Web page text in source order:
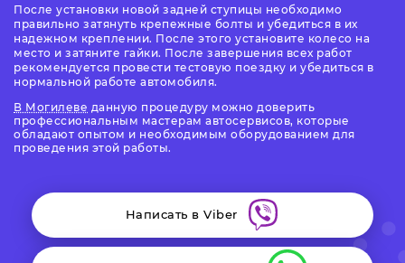
После установки новой задней ступицы необходимо
правильно затянуть крепежные болты и убедиться в их
надежном креплении. После этого установите колесо на
место и затяните гайки. После завершения всех работ
рекомендуется провести тестовую поездку и убедиться в
нормальной работе автомобиля.
В Могилеве данную процедуру можно доверить
профессиональным мастерам автосервисов, которые
обладают опытом и необходимым оборудованием для
проведения этой работы.
Написать в Viber